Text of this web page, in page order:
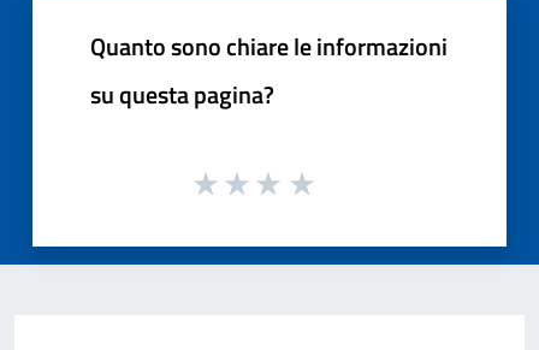
Quanto sono chiare le informazioni
su questa pagina?